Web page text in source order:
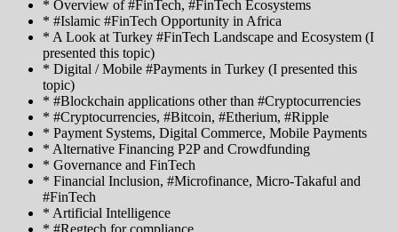
* Overview of #FinTech, #FinTech Ecosystems
* #Islamic #FinTech Opportunity in Africa
* A Look at Turkey #FinTech Landscape and Ecosystem (I
presented this topic)
* Digital / Mobile #Payments in Turkey (I presented this
topic)
* #Blockchain applications other than #Cryptocurrencies
* #Cryptocurrencies, #Bitcoin, #Etherium, #Ripple
* Payment Systems, Digital Commerce, Mobile Payments
* Alternative Financing P2P and Crowdfunding
* Governance and FinTech
* Financial Inclusion, #Microfinance, Micro-Takaful and
#FinTech
* Artificial Intelligence
* #Regtech for compliance